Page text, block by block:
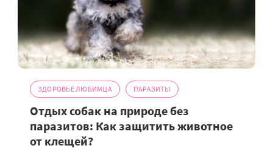
ЗДОРОВЬЕ ЛЮБИМЦА ПАРАЗИТЫ
Отдых собак на природе без
паразитов: Как защитить животное
от клещей?